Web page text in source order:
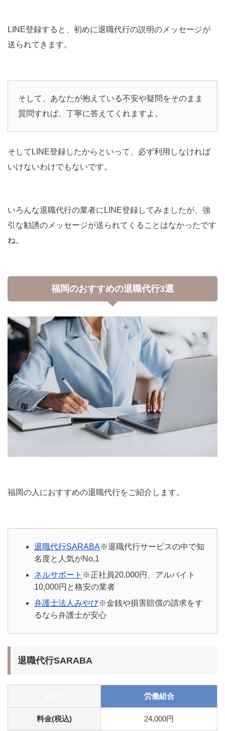
LINE登録すると、初めに退職代行の説明のメッセージが
送られてきます。
そして、あなたが抱えている不安や疑問をそのまま
質問すれば、丁寧に答えてくれますよ。
そしてLINE登録したからといって、必ず利用しなければ
いけないわけでもないです。
いろんな退職代行の業者にLINE登録してみましたが、強
引な勧誘のメッセージが送られてくることはなかったです
ね。
福岡のおすすめの退職代行3選
福岡の人におすすめの退職代行をご紹介します。
退職代行SARABA※退職代行サービスの中で知
名度と人気がNo,1
ネルサポート ※正社員20,000円、アルバイト
10,000円と格安の業者
弁護士法人みやび※金銭や損害賠償の請求をす
るなら弁護士が安心
退職代行SARABA
労働組合
料金(税込) 24,000円